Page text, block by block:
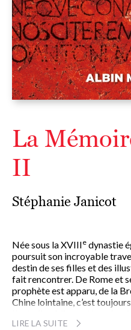
La
II
Stéphanie Janicot
Née sous la XVIIIe dynastie
poursuit son incroyable
destin de ses filles et des
fait rencontrer. De Rome et
prophète est apparu, de la
Chine lointaine, c’est
gardienne.
LIRE LA SUITE